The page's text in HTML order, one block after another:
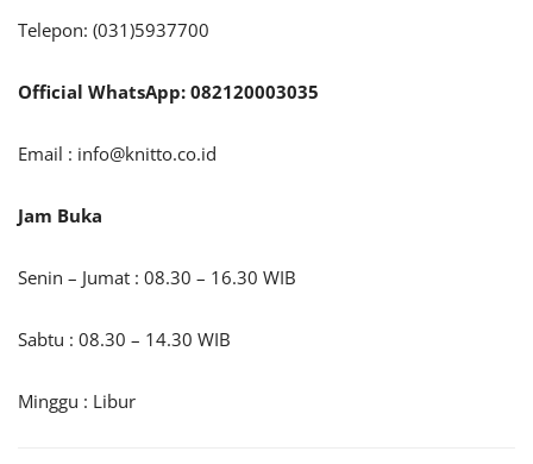
Telepon: (031)5937700
Official WhatsApp: 082120003035
Email : info@knitto.co.id
Jam Buka
Senin – Jumat : 08.30 – 16.30 WIB
Sabtu : 08.30 – 14.30 WIB
Minggu : Libur